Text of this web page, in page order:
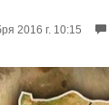
2016 г. 10:15